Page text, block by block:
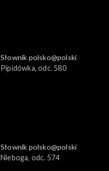
Słownik polsko@polski
Pipidówka, odc. 580
Słownik polsko@polski
Nieboga, odc. 574